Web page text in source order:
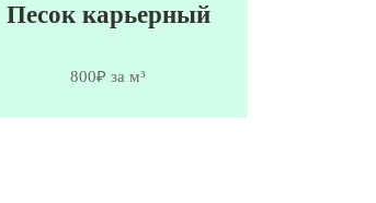
Песок карьерный
800₽ за м³